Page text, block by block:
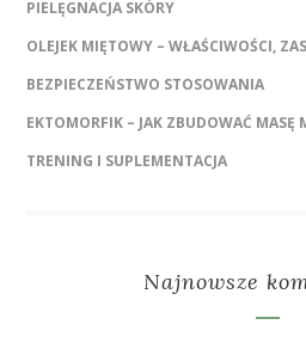
PIELĘGNACJA SKÓRY
OLEJEK MIĘTOWY – WŁAŚCIWOŚCI,
BEZPIECZEŃSTWO STOSOWANIA
EKTOMORFIK – JAK ZBUDOWAĆ MASĘ
TRENING I SUPLEMENTACJA
Najnowsze